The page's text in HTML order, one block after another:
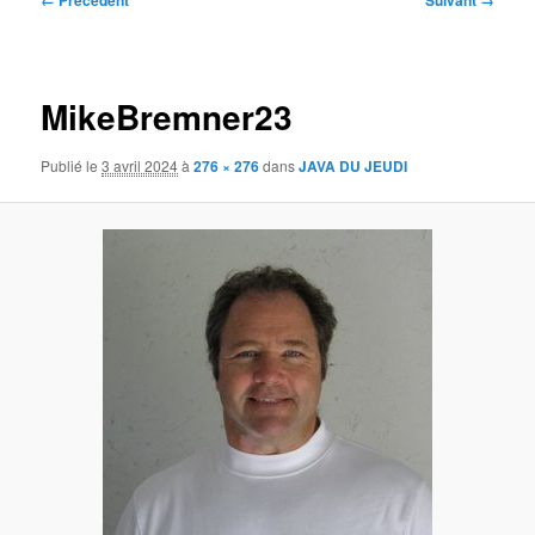
MikeBremner23
Publié le3 avril 2024à276 × 276dansJAVA DU JEUDI